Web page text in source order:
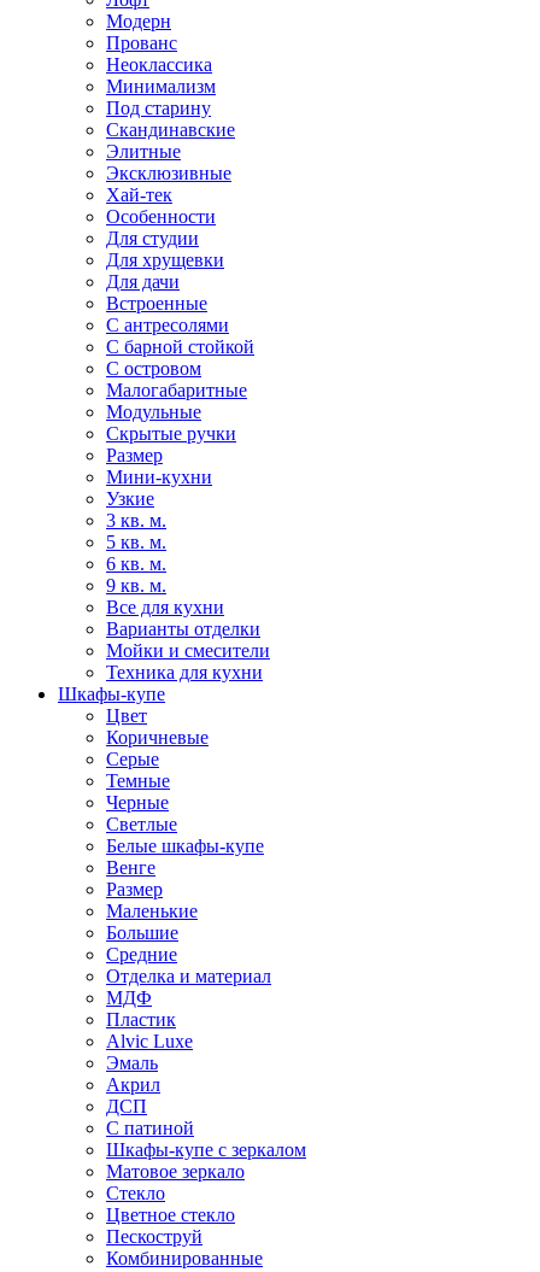
Модерн
Прованс
Неоклассика
Минимализм
Под старину
Скандинавские
Элитные
Эксклюзивные
Хай-тек
Особенности
Для студии
Для хрущевки
Для дачи
Встроенные
С антресолями
С барной стойкой
С островом
Малогабаритные
Модульные
Скрытые ручки
Размер
Мини-кухни
Узкие
3 кв. м.
5 кв. м.
6 кв. м.
9 кв. м.
Все для кухни
Варианты отделки
Мойки и смесители
Техника для кухни
Шкафы-купе
Цвет
Коричневые
Серые
Темные
Черные
Светлые
Белые шкафы-купе
Венге
Размер
Маленькие
Большие
Средние
Отделка и материал
МДФ
Пластик
Alvic Luxe
Эмаль
Акрил
ДСП
С патиной
Шкафы-купе с зеркалом
Матовое зеркало
Стекло
Цветное стекло
Пескоструй
Комбинированные